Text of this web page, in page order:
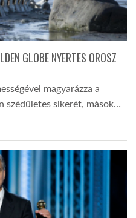
GLOBE NYERTES OROSZ
magyarázza a
szédületes sikerét, mások…